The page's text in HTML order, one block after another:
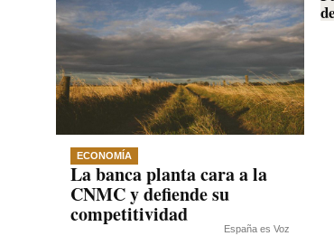
ECONOMÍA
La banca planta cara a la
CNMC y defiende su
competitividad
España es Voz